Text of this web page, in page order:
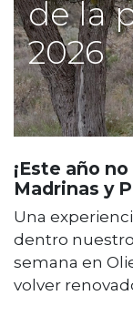
de la
2026
¡Este año
Madrinas y
Una
dentro
semana en
volver